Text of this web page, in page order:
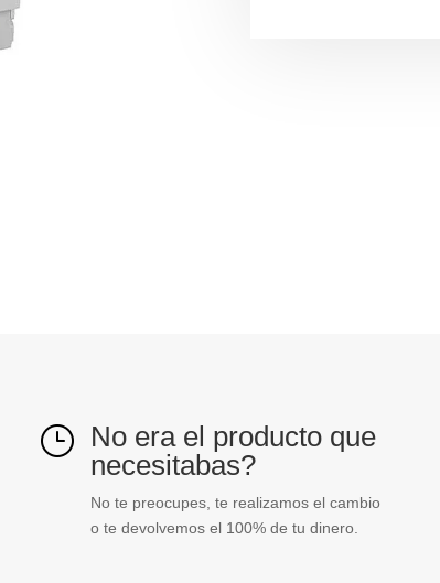
} No era el producto que
necesitabas?
No te preocupes, te realizamos el cambio
o te devolvemos el 100% de tu dinero.